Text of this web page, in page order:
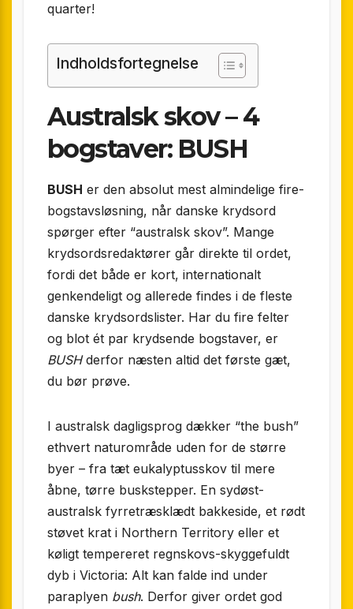
quarter!
Indholdsfortegnelse
Australsk skov – 4
bogstaver: BUSH
BUSH er den absolut mest almindelige fire-
bogstavsløsning, når danske krydsord
spørger efter “australsk skov”. Mange
krydsordsredaktører går direkte til ordet,
fordi det både er kort, internationalt
genkendeligt og allerede findes i de fleste
danske krydsordslister. Har du fire felter
og blot ét par krydsende bogstaver, er
BUSHderfor næsten altid det første gæt,
du bør prøve.
I australsk dagligsprog dækker “the bush”
ethvert naturområde uden for de større
byer – fra tæt eukalyptusskov til mere
åbne, tørre buskstepper. En sydøst­
australsk fyrretræsklædt bakkeside, et rødt
støvet krat i Northern Territory eller et
køligt tempereret regnskovs-skyggefuldt
dyb i Victoria: Alt kan falde ind under
paraplyen bush. Derfor giver ordet god